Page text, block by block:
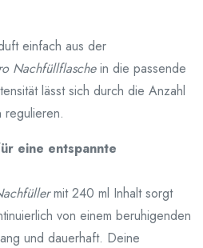
einfach aus der
Nachfüllflaschein die passende
lässt sich durch die Anzahl
regulieren.
eine entspannte
mit 240 ml Inhalt sorgt
von einem beruhigenden
und dauerhaft. Deine